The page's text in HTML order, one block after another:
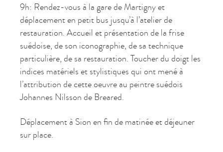
9h: Rendez-vous à la gare de Martigny et
déplacement en petit bus jusqu’à l’atelier de
restauration. Accueil et présentation de la frise
suédoise, de son iconographie, de sa technique
particulière, de sa restauration. Toucher du doigt les
indices matériels et stylistiques qui ont mené à
l’attribution de cette oeuvre au peintre suédois
Johannes Nilsson de Breared.
Déplacement à Sion en fin de matinée et déjeuner
sur place.